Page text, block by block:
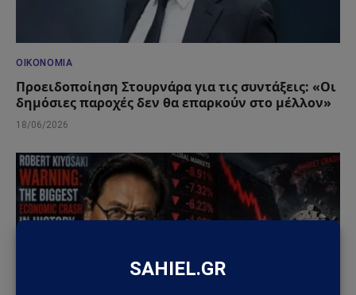
ΟΙΚΟΝΟΜΊΑ
Προειδοποίηση Στουρνάρα για τις συντάξεις: «Οι
δημόσιες παροχές δεν θα επαρκούν στο μέλλον»
18/06/2026